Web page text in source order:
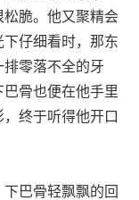
脆。他又聚精会
仔细看时，那东
零落不全的牙
骨也便在他手里
终于听得他开口
巴骨轻飘飘的回